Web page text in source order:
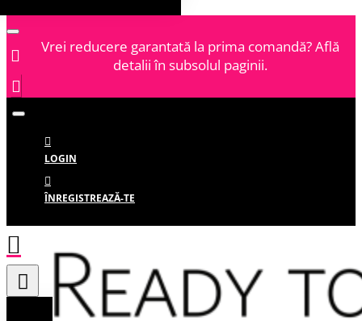
Vrei reducere garantată la prima comandă? Află
detalii în subsolul paginii.
LOGIN
ÎNREGISTREAZĂ-TE
Căută după nume produs, brand...